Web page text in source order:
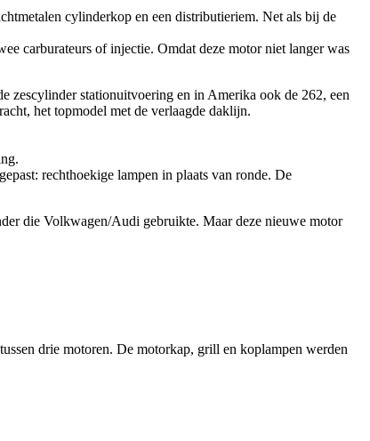
cylinderkop en een distributieriem. Net als bij de
carburateurs of injectie. Omdat deze motor niet langer was
zescylinder stationuitvoering en in Amerika ook de 262, een
het topmodel met de verlaagde daklijn.
rechthoekige lampen in plaats van ronde. De
die Volkwagen/Audi gebruikte. Maar deze nieuwe motor
drie motoren. De motorkap, grill en koplampen werden